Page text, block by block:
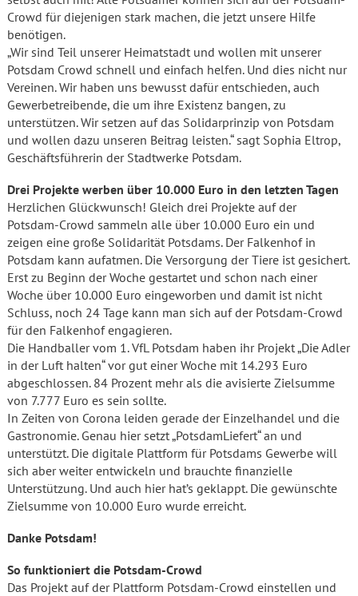
Crowd für diejenigen stark machen, die jetzt unsere Hilfe
benötigen.
„Wir sind Teil unserer Heimatstadt und wollen mit unserer
Potsdam Crowd schnell und einfach helfen. Und dies nicht nur
Vereinen. Wir haben uns bewusst dafür entschieden, auch
Gewerbetreibende, die um ihre Existenz bangen, zu
unterstützen. Wir setzen auf das Solidarprinzip von Potsdam
und wollen dazu unseren Beitrag leisten.“ sagt Sophia Eltrop,
Geschäftsführerin der Stadtwerke Potsdam.
Drei Projekte werben über 10.000 Euro in den letzten Tagen
Herzlichen Glückwunsch! Gleich drei Projekte auf der
Potsdam-Crowd sammeln alle über 10.000 Euro ein und
zeigen eine große Solidarität Potsdams. Der Falkenhof in
Potsdam kann aufatmen. Die Versorgung der Tiere ist gesichert.
Erst zu Beginn der Woche gestartet und schon nach einer
Woche über 10.000 Euro eingeworben und damit ist nicht
Schluss, noch 24 Tage kann man sich auf der Potsdam-Crowd
für den Falkenhof engagieren.
Die Handballer vom 1. VfL Potsdam haben ihr Projekt „Die Adler
in der Luft halten“ vor gut einer Woche mit 14.293 Euro
abgeschlossen. 84 Prozent mehr als die avisierte Zielsumme
von 7.777 Euro es sein sollte.
In Zeiten von Corona leiden gerade der Einzelhandel und die
Gastronomie. Genau hier setzt „PotsdamLiefert“ an und
unterstützt. Die digitale Plattform für Potsdams Gewerbe will
sich aber weiter entwickeln und brauchte finanzielle
Unterstützung. Und auch hier hat’s geklappt. Die gewünschte
Zielsumme von 10.000 Euro wurde erreicht.
Danke Potsdam!
So funktioniert die Potsdam-Crowd
Das Projekt auf der Plattform Potsdam-Crowd einstellen und